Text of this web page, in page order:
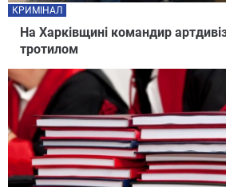
На Харківщині командир
тротилом
КРИМІНАЛ